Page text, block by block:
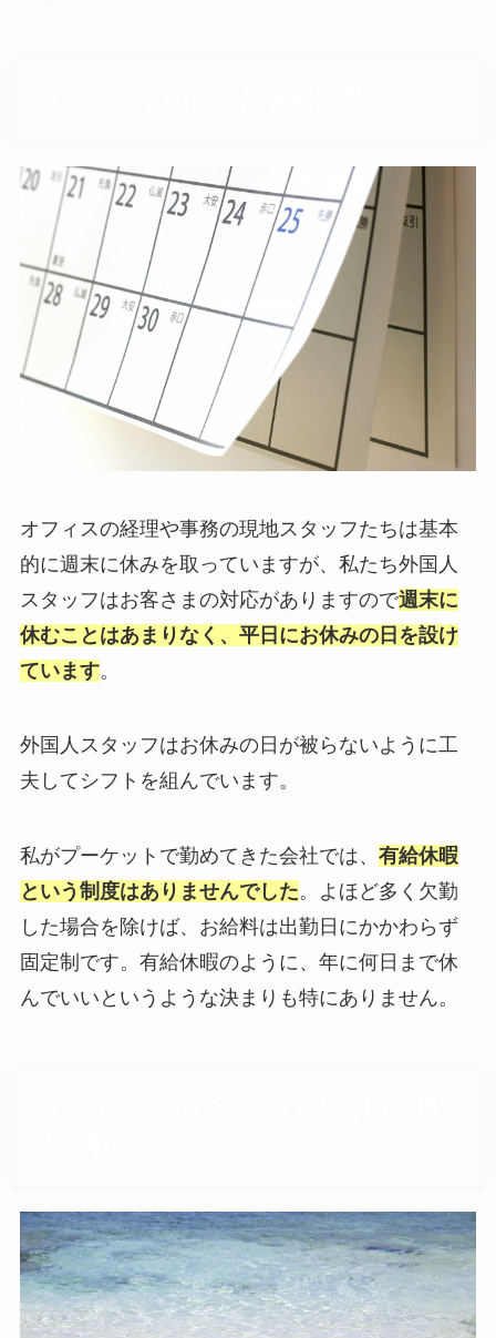
オフィスの経理や事務の現地スタッフたちは基本
的に週末に休みを取っていますが、私たち外国人
スタッフはお客さまの対応がありますので週末に
休むことはあまりなく、平日にお休みの日 を設け
ています。
外国人スタッフはお休みの日が被らないように工
夫してシフトを組んでいます。
私がプーケットで勤めてきた会社では、 有給休暇
という制度はありませんでした。よほど多く欠勤
した場合を除けば、お給料は出勤日にかかわらず
固定制です。有給休暇のように、年に何日まで休
んでいいというような決まりも特にありません。